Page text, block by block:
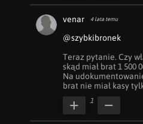
venar 4 lata temu
@szybkibronek
Teraz pytanie. Czy
skąd miał brat 1 500
Na
brat nie miał kasy
1